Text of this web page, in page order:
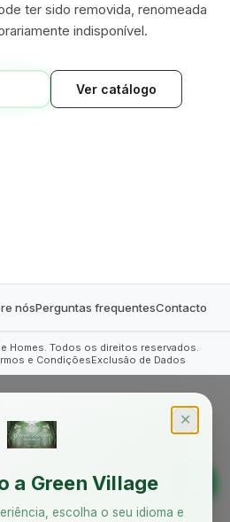
ter sido removida, renomeada
indisponível.
Ver catálogo
nósPerguntas frequentesContacto
Homes. Todos os direitos reservados.
e CondiçõesExclusão de Dados
✕
a Green Village
escolha o seu idioma e